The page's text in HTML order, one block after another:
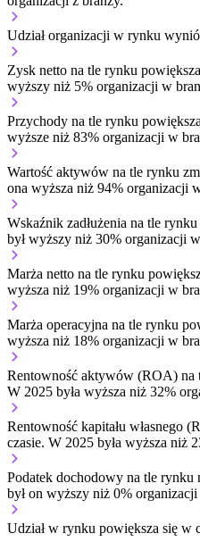
Udział organizacji w rynku
Zysk netto na tle rynku
wyższy niż 5% organizacji w
Przychody na tle rynku
wyższe niż 83% organizacji w
Wartość aktywów na tle rynku
ona wyższa niż 94% organizacji
Wskaźnik zadłużenia na tle rynku
był wyższy niż 30% organizacji
Marża netto na tle rynku
wyższa niż 19% organizacji w
Marża operacyjna na tle rynku
wyższa niż 18% organizacji w
Rentowność aktywów (ROA) na
W 2025 była wyższa niż 32%
Rentowność kapitału własnego
czasie. W 2025 była wyższa niż
Podatek dochodowy na tle rynku
był on wyższy niż 0%
Udział w rynku powiększa się w